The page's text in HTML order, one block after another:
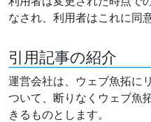
なされ、利用者はこれに同
引用記事の紹介
運営会社は、ウェブ魚拓に
ついて、断りなくウェブ魚
きるものとします。